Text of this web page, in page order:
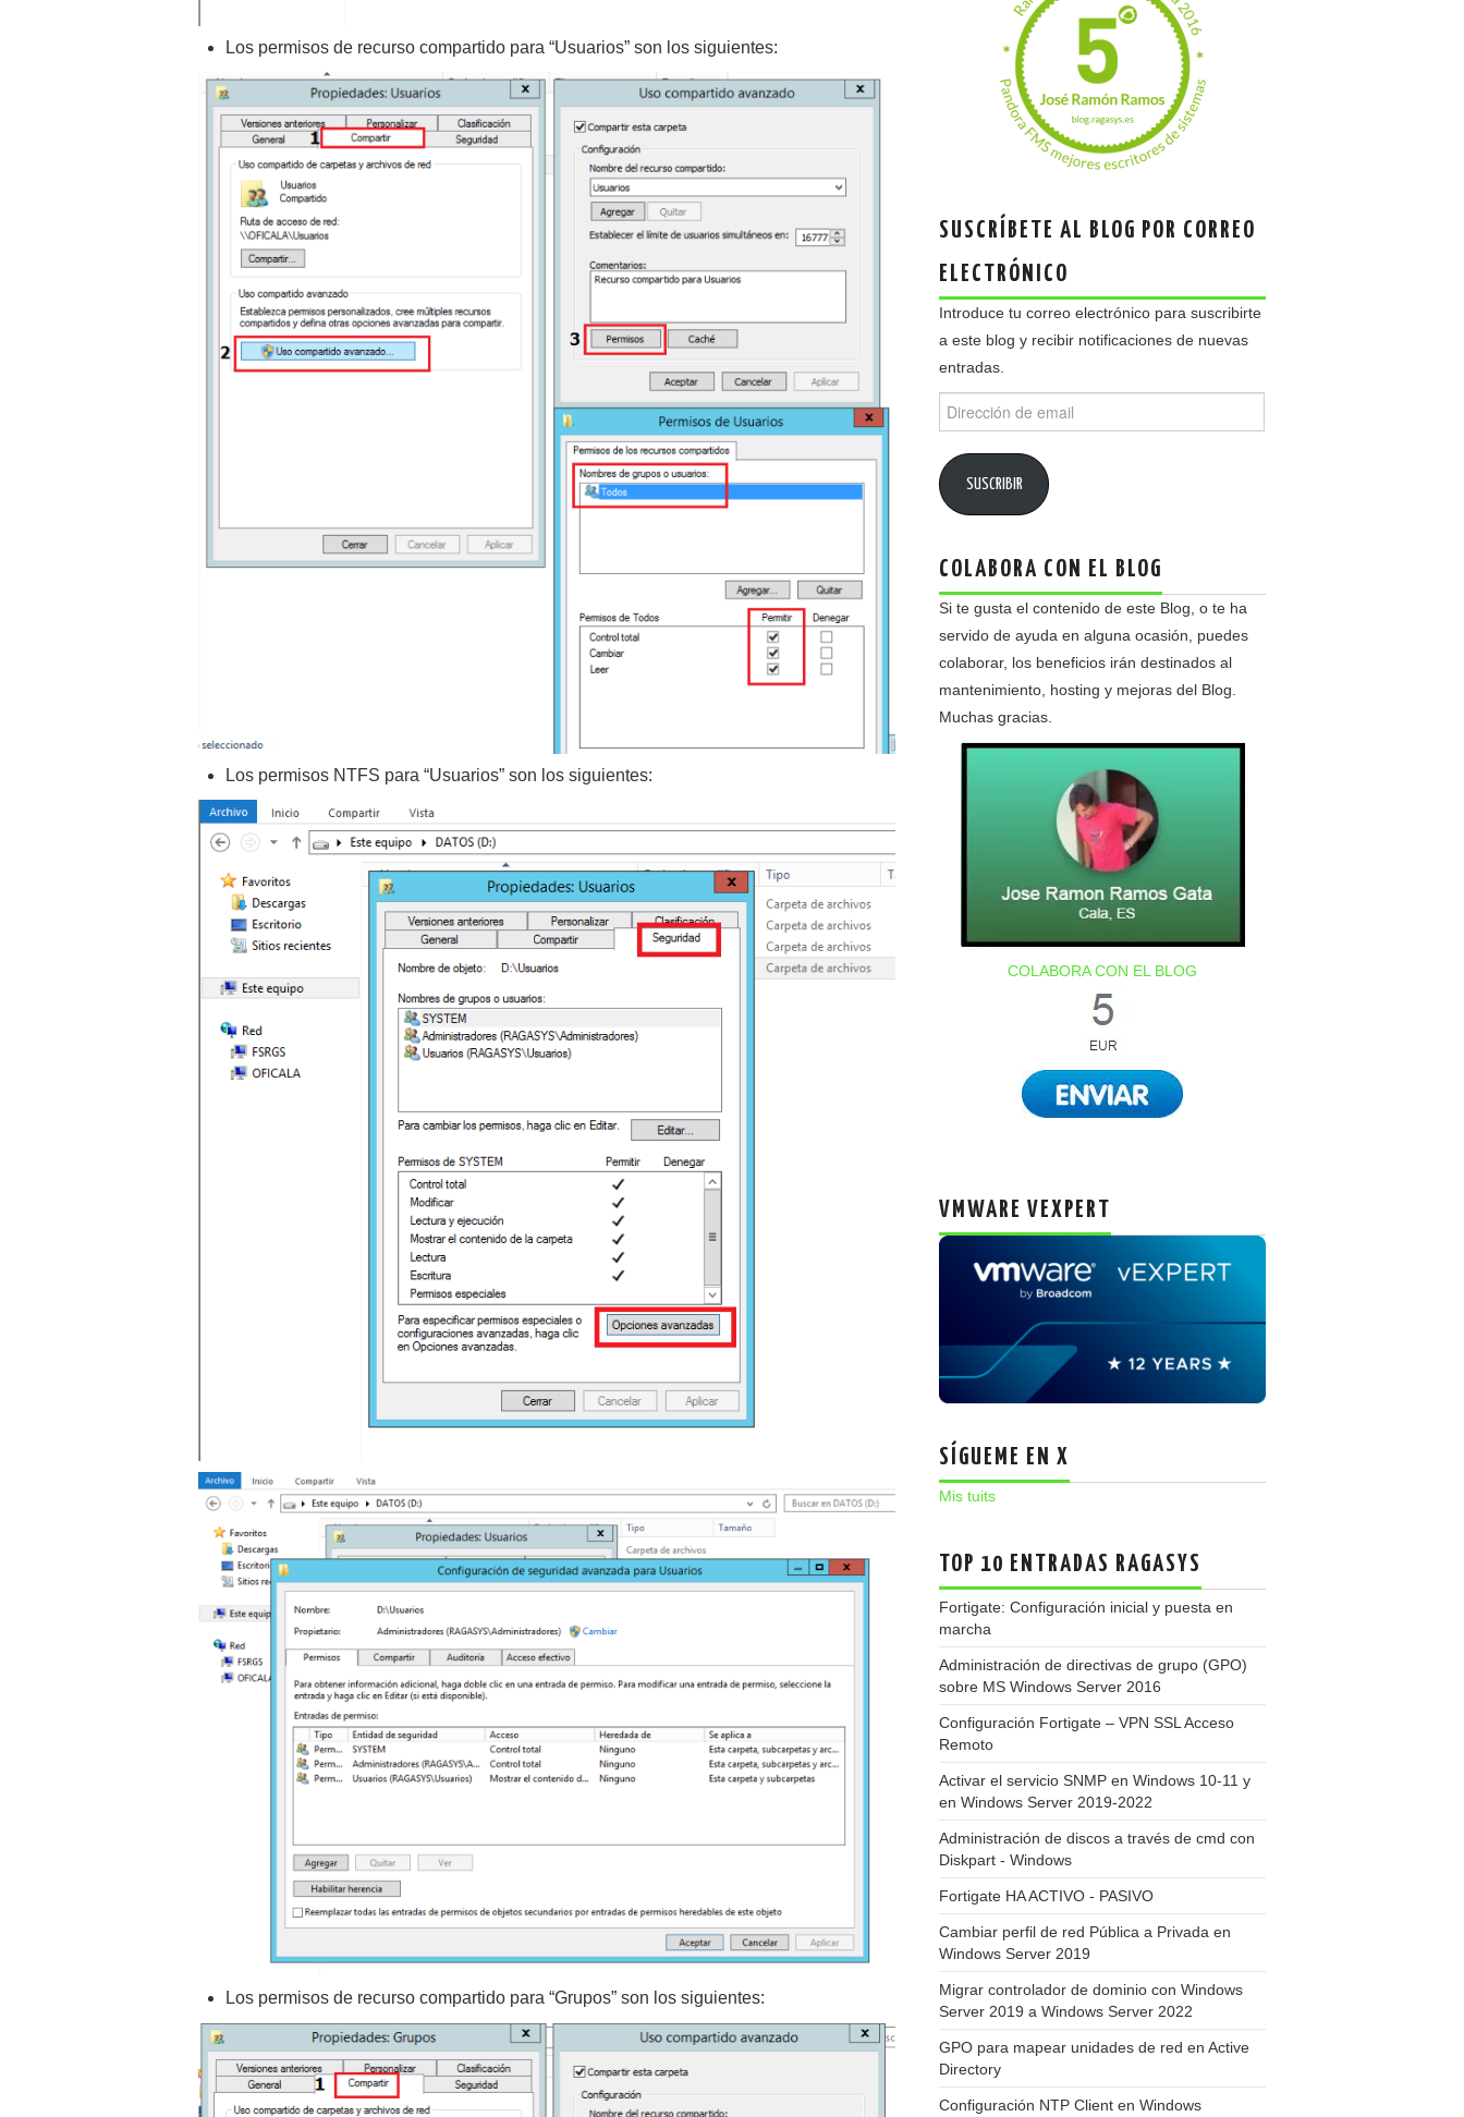
Los permisos de recurso compartido para “Usuarios” son los siguientes:
Los permisos NTFS para “Usuarios” son los siguientes:
Los permisos de recurso compartido para “Grupos” son los siguientes:
SUSCRÍBETE AL BLOG POR CORREO
ELECTRÓNICO
Introduce tu correo electrónico para suscribirte
a este blog y recibir notificaciones de nuevas
entradas.
de
SUSCRIBIR
COLABORA CON EL BLOG
Si te gusta el contenido de este Blog, o te ha
servido de ayuda en alguna ocasión, puedes
colaborar, los beneficios irán destinados al
mantenimiento, hosting y mejoras del Blog.
Muchas gracias.
COLABORA CON EL BLOG
VMWARE VEXPERT
SÍGUEME EN X
Mis tuits
TOP 10 ENTRADAS RAGASYS
Fortigate: Configuración inicial y puesta en
marcha
Administración de directivas de grupo (GPO)
sobre MS Windows Server 2016
Configuración Fortigate – VPN SSL Acceso
Remoto
Activar el servicio SNMP en Windows 10-11 y
en Windows Server 2019-2022
Administración de discos a través de cmd con
Diskpart - Windows
Fortigate HA ACTIVO - PASIVO
Cambiar perfil de red Pública a Privada en
Windows Server 2019
Migrar controlador de dominio con Windows
Server 2019 a Windows Server 2022
GPO para mapear unidades de red en Active
Directory
Configuración NTP Client en Windows